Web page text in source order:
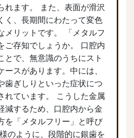
れます。 また、表面が滑沢
く、長期間にわたって変色
メリットです。 「メタルフ
ご存知でしょうか。 口腔内
とで、無意識のうちにスト
ースがあります。中には、
歯ぎしりといった症状につ
れています。 こうした金属
減するため、口腔内から金
を「メタルフリー」と呼び
のように、段階的に銀歯を